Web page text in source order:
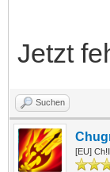
Jetzt
Suchen
[EU]